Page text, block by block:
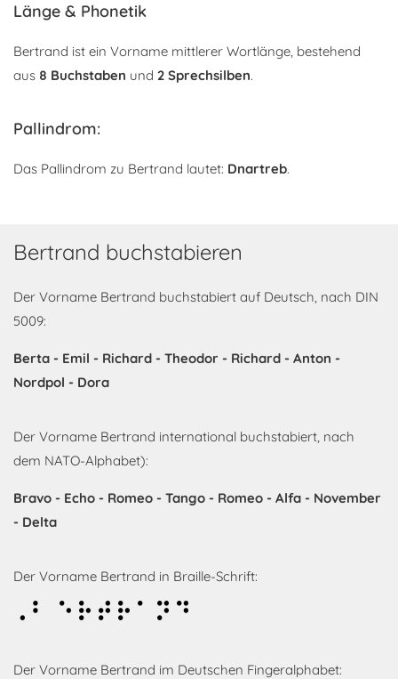
Länge & Phonetik
Bertrand ist ein Vorname mittlerer Wortlänge, bestehend
aus 8 Buchstaben und 2 Sprechsilben.
Pallindrom:
Das Pallindrom zu Bertrand lautet: Dnartreb.
Bertrand buchstabieren
Der Vorname Bertrand buchstabiert auf Deutsch, nach DIN
5009:
Berta - Emil - Richard - Theodor - Richard - Anton -
Nordpol - Dora
Der Vorname Bertrand international buchstabiert, nach
dem NATO-Alphabet):
Bravo - Echo - Romeo - Tango - Romeo - Alfa - November
- Delta
Der Vorname Bertrand in Braille-Schrift:
Bertrand
Der Vorname Bertrand im Deutschen Fingeralphabet: